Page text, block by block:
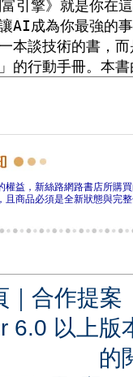
權益，新絲路網路書店所購
且商品必須是全新狀態與完
｜ 合作提案
6.0 以上
的